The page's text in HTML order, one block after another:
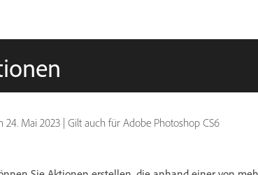
24. Mai 2023 | Gilt auch für Adobe Photoshop CS6